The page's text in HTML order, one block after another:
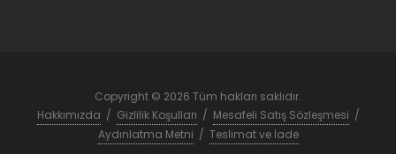
Copyright © 2026 Tüm hakları saklıdır.
Hakkımızda / Gizlilik Koşulları / Mesafeli Satış Sözleşmesi /
Aydınlatma Metni / Teslimat ve İade